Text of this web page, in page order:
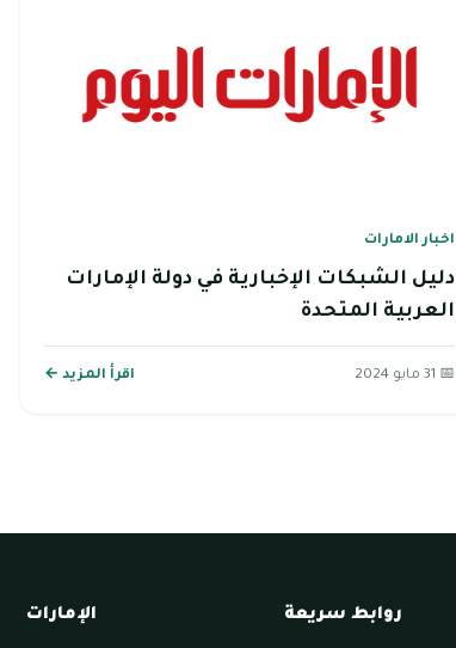
اخبار الامارات
دليل الشبكات الإخبارية في دولة الإمارات
العربية المتحدة
📅 31 مايو 2024 اقرأ المزيد ←
روابط سريعة الإمارات